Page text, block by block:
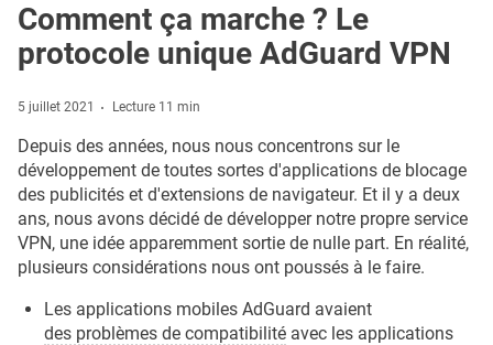
Comment ça marche ? Le
protocole unique AdGuard VPN
5 juillet 2021 Lecture 11 min
Depuis des années, nous nous concentrons sur le
développement de toutes sortes d'applications de blocage
des publicités et d'extensions de navigateur. Et il y a deux
ans, nous avons décidé de développer notre propre service
VPN, une idée apparemment sortie de nulle part. En réalité,
plusieurs considérations nous ont poussés à le faire.
Les applications mobiles AdGuard avaient
des problèmes de compatibilité avec les applications